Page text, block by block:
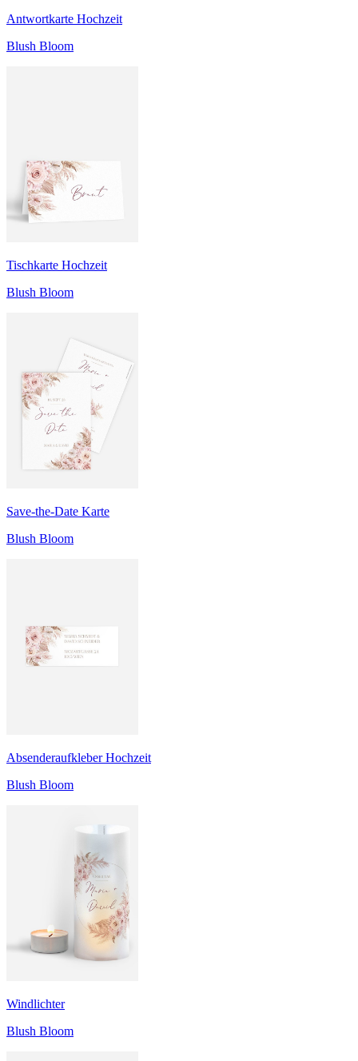
Antwortkarte Hochzeit
Blush Bloom
Tischkarte Hochzeit
Blush Bloom
Save-the-Date Karte
Blush Bloom
Absenderaufkleber Hochzeit
Blush Bloom
Windlichter
Blush Bloom